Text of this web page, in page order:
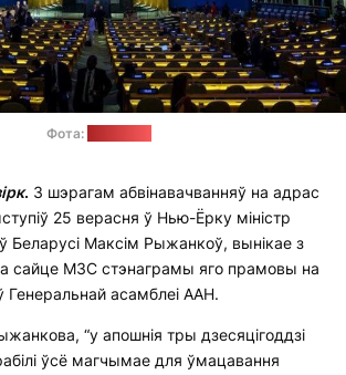
Фота:
. З шэрагам абвінавачванняў на адрас
25 верасня ў Нью-Ёрку міністр
Максім Рыжанкоў, вынікае з
сайце МЗС стэнаграмы яго прамовы на
Генеральнай асамблеі ААН.
“у апошнія тры дзесяцігоддзі
ўсё магчымае для ўмацавання